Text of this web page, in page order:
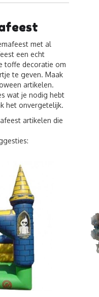
met al
een echt
toffe decoratie om
te geven. Maak
artikelen.
wat je nodig hebt
het onvergetelijk.
artikelen die